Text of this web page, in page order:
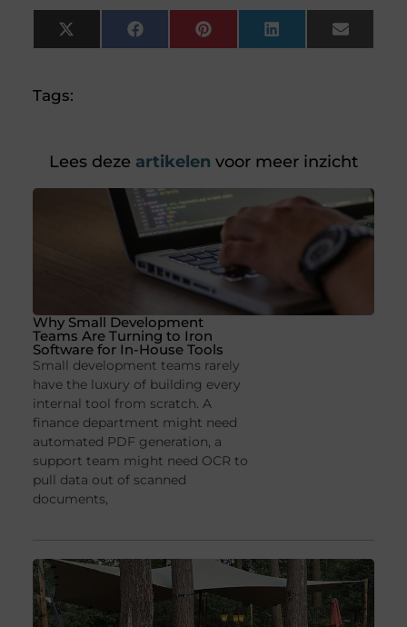
X
(Twitter)
FacebookPinterestLinkedInEmail
Tags:
Lees deze artikelen voor meer inzicht
Why Small Development
Teams Are Turning to Iron
Software for In-House Tools
Small development teams rarely
have the luxury of building every
internal tool from scratch. A
finance department might need
automated PDF generation, a
support team might need OCR to
pull data out of scanned
documents,